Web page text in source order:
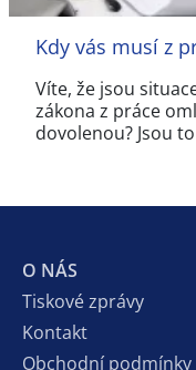
Kdy vás musí z
Víte, že jsou
zákona z práce
dovolenou? Jsou
O NÁS
Tiskové zprávy
Kontakt
Obchodní